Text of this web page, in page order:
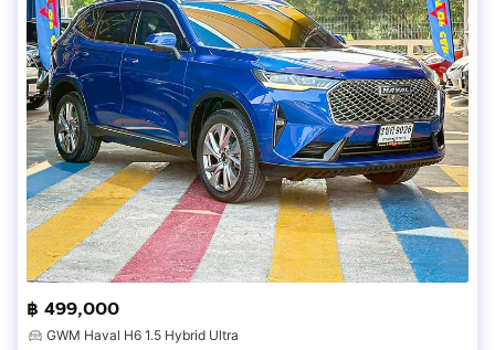
฿ 499,000
GWM Haval H6 1.5 Hybrid Ultra